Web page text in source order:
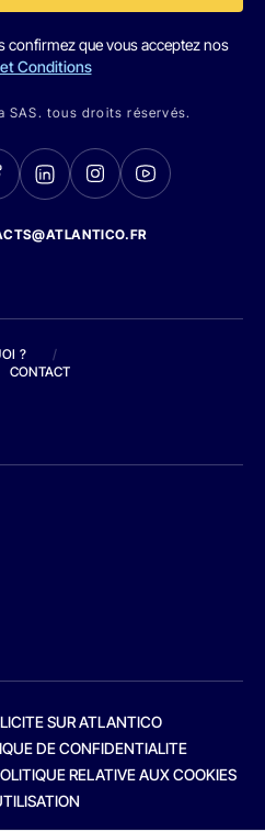
confirmez que vous acceptez nos
Conditions
SAS. tous droits réservés.
?
/
CONTACT
SUR ATLANTICO
DE CONFIDENTIALITE
RELATIVE AUX COOKIES